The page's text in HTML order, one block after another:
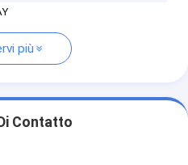
più
Contatto